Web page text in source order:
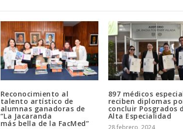
Reconocimiento al
talento artístico de
alumnas ganadoras de
“La Jacaranda
más bella de la FacMed”
897 médicos
reciben diplomas
concluir Posgrados
Alta Especialidad
28 febrero, 2024